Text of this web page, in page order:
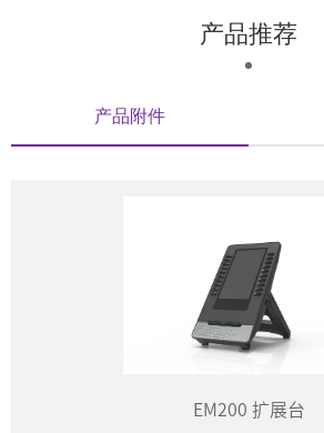
产品推荐
产品附件
EM200 扩展台